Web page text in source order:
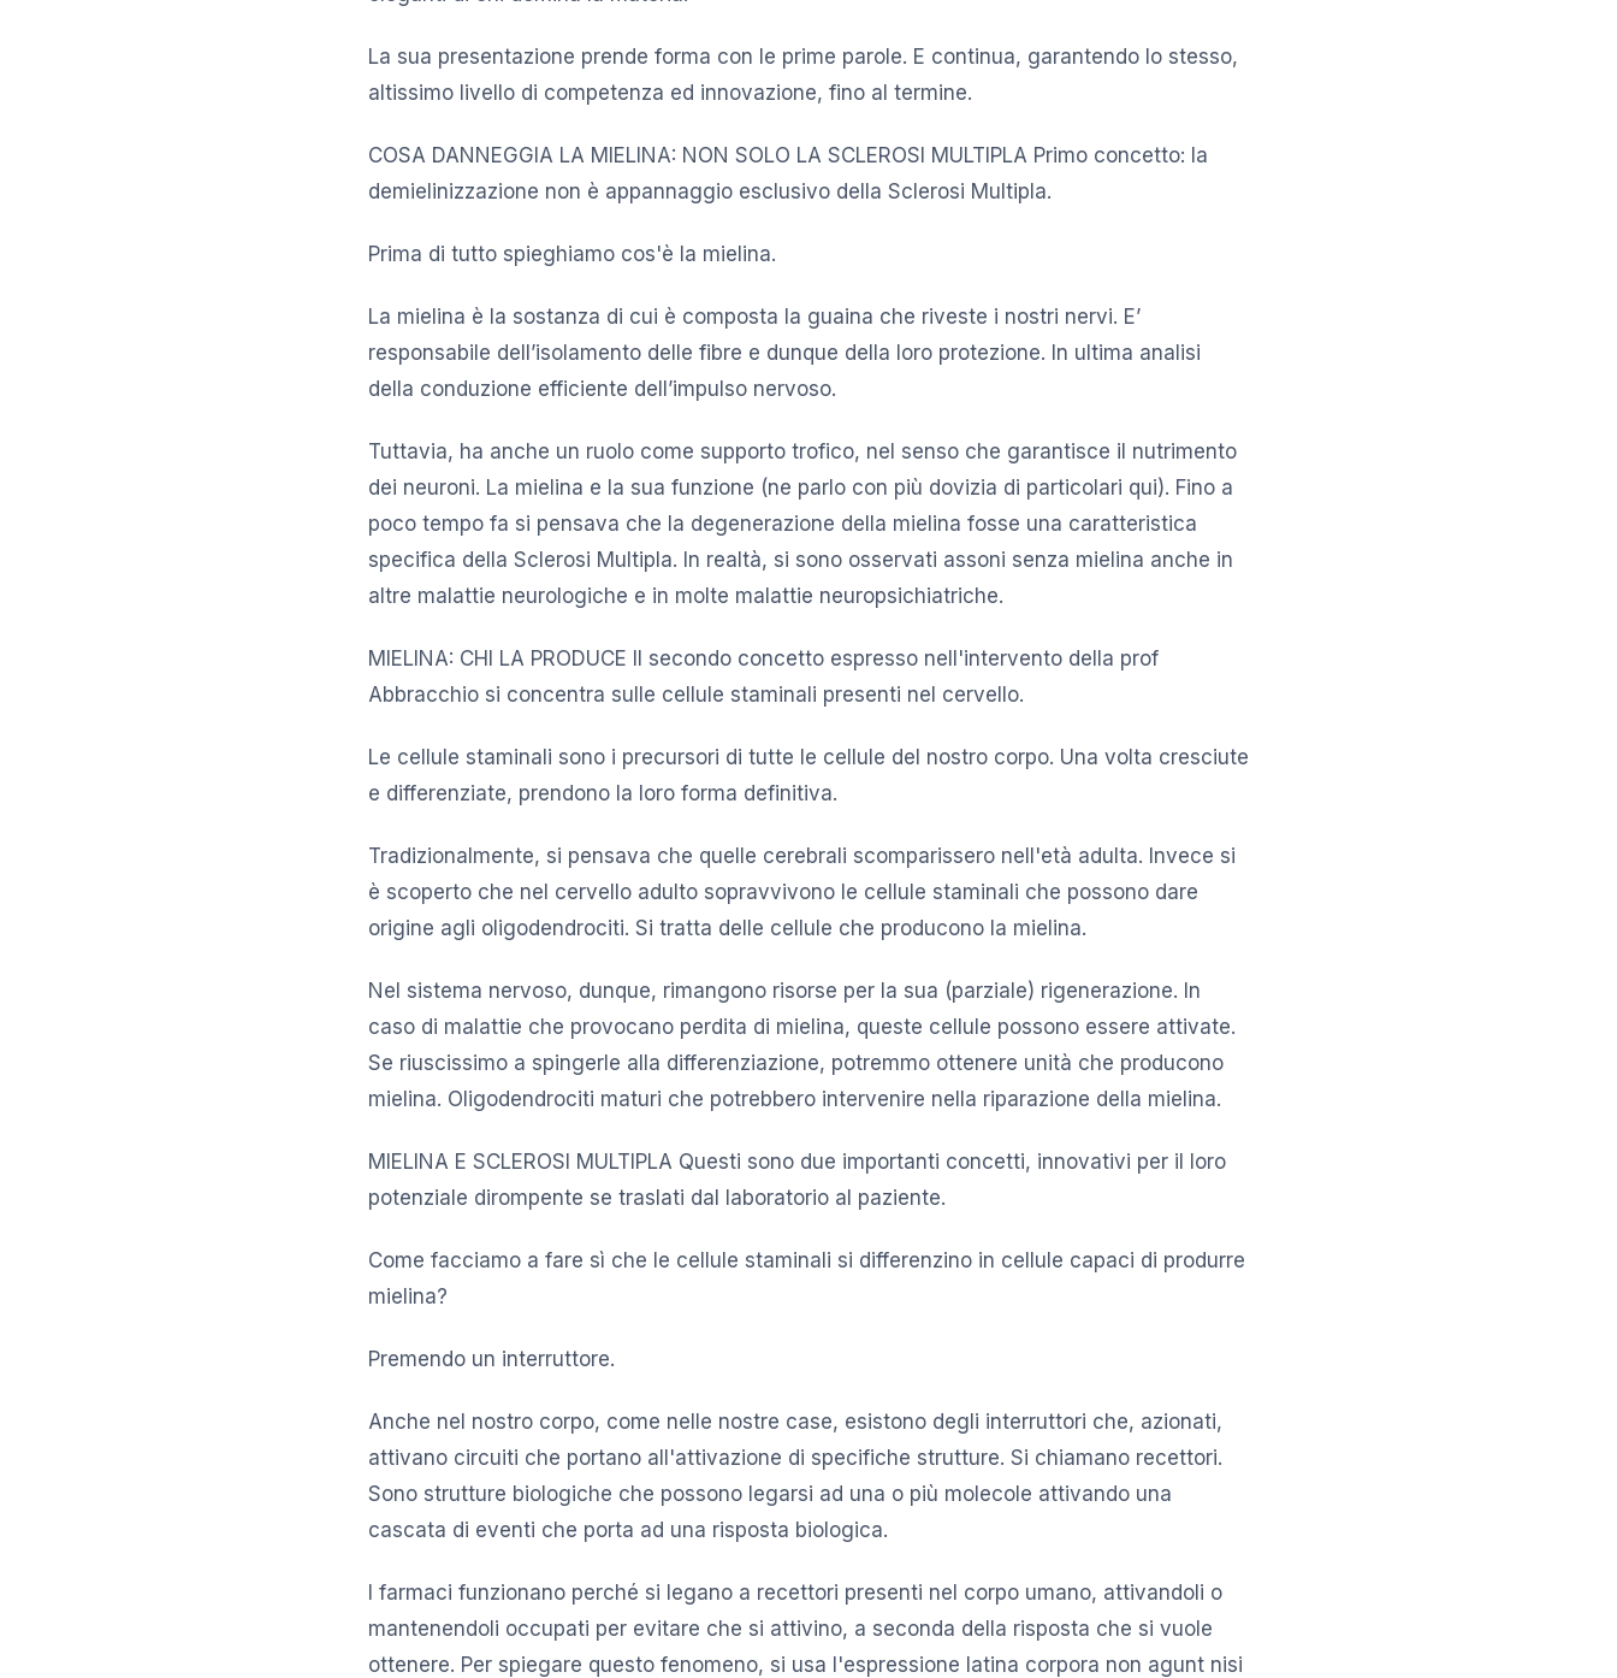
La sua presentazione prende forma con le prime parole. E continua, garantendo lo stesso,
altissimo livello di competenza ed innovazione, fino al termine.
COSA DANNEGGIA LA MIELINA: NON SOLO LA SCLEROSI MULTIPLA Primo concetto: la
demielinizzazione non è appannaggio esclusivo della Sclerosi Multipla.
Prima di tutto spieghiamo cos'è la mielina.
La mielina è la sostanza di cui è composta la guaina che riveste i nostri nervi. E’
responsabile dell’isolamento delle fibre e dunque della loro protezione. In ultima analisi
della conduzione efficiente dell’impulso nervoso.
Tuttavia, ha anche un ruolo come supporto trofico, nel senso che garantisce il nutrimento
dei neuroni. La mielina e la sua funzione (ne parlo con più dovizia di particolari qui). Fino a
poco tempo fa si pensava che la degenerazione della mielina fosse una caratteristica
specifica della Sclerosi Multipla. In realtà, si sono osservati assoni senza mielina anche in
altre malattie neurologiche e in molte malattie neuropsichiatriche.
MIELINA: CHI LA PRODUCE Il secondo concetto espresso nell'intervento della prof
Abbracchio si concentra sulle cellule staminali presenti nel cervello.
Le cellule staminali sono i precursori di tutte le cellule del nostro corpo. Una volta cresciute
e differenziate, prendono la loro forma definitiva.
Tradizionalmente, si pensava che quelle cerebrali scomparissero nell'età adulta. Invece si
è scoperto che nel cervello adulto sopravvivono le cellule staminali che possono dare
origine agli oligodendrociti. Si tratta delle cellule che producono la mielina.
Nel sistema nervoso, dunque, rimangono risorse per la sua (parziale) rigenerazione. In
caso di malattie che provocano perdita di mielina, queste cellule possono essere attivate.
Se riuscissimo a spingerle alla differenziazione, potremmo ottenere unità che producono
mielina. Oligodendrociti maturi che potrebbero intervenire nella riparazione della mielina.
MIELINA E SCLEROSI MULTIPLA Questi sono due importanti concetti, innovativi per il loro
potenziale dirompente se traslati dal laboratorio al paziente.
Come facciamo a fare sì che le cellule staminali si differenzino in cellule capaci di produrre
mielina?
Premendo un interruttore.
Anche nel nostro corpo, come nelle nostre case, esistono degli interruttori che, azionati,
attivano circuiti che portano all'attivazione di specifiche strutture. Si chiamano recettori.
Sono strutture biologiche che possono legarsi ad una o più molecole attivando una
cascata di eventi che porta ad una risposta biologica.
I farmaci funzionano perché si legano a recettori presenti nel corpo umano, attivandoli o
mantenendoli occupati per evitare che si attivino, a seconda della risposta che si vuole
ottenere. Per spiegare questo fenomeno, si usa l'espressione latina corpora non agunt nisi